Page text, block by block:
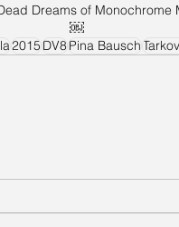
Dreams of Monochrome
￼
2015 DV8 Pina Bausch